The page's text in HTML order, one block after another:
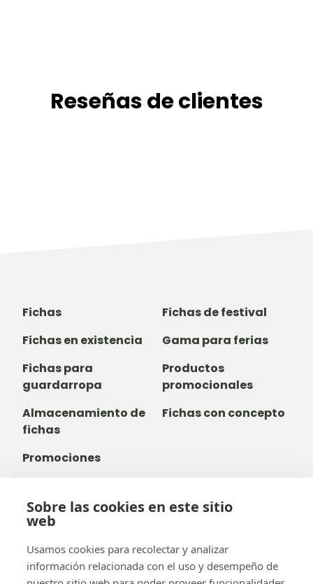
Sobre las cookies en este sitio
web
Usamos cookies para recolectar y analizar
información relacionada con el uso y desempeño de
Reseñas de clientes
Fichas
Fichas de festival
Fichas en existencia
Gama para ferias
Fichas para
guardarropa
Productos
promocionales
Almacenamiento de
fichas
Fichas con concepto
Promociones
+32488237146
info@b-token.eu